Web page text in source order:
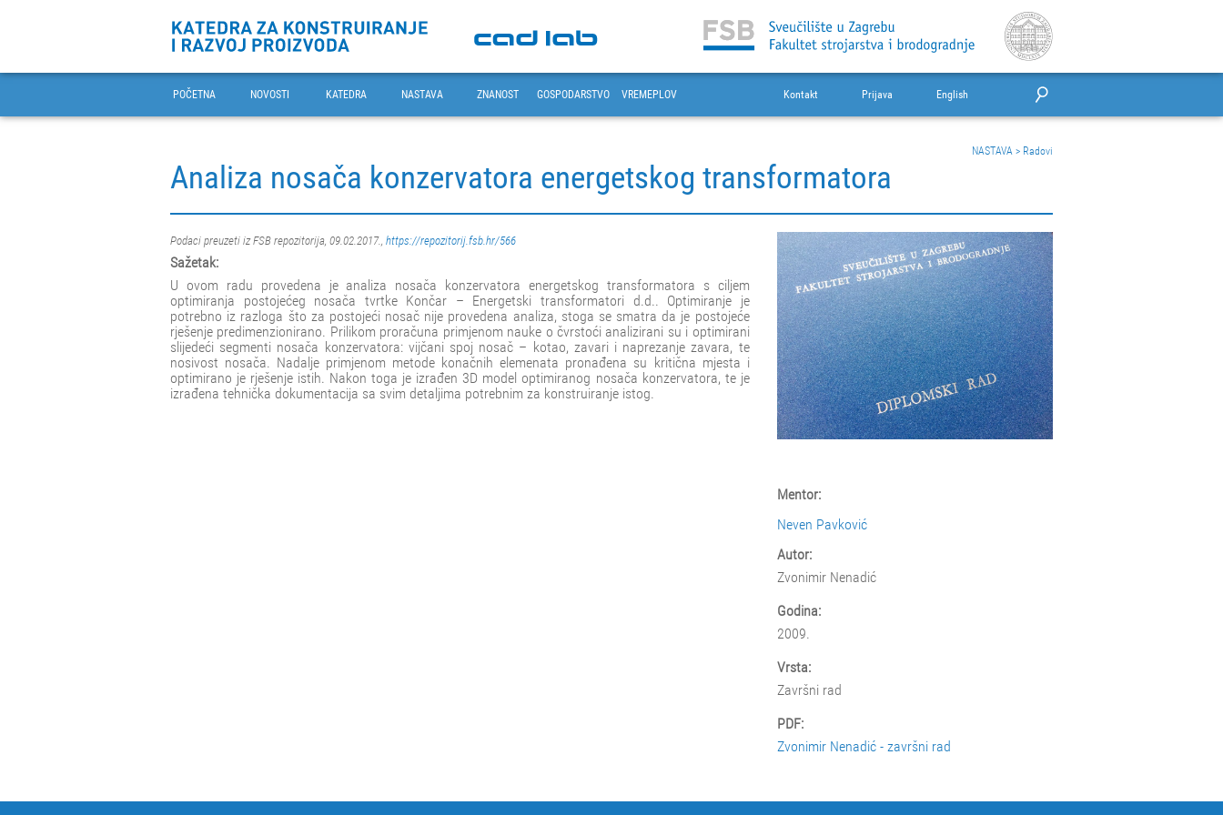
POČETNA NOVOSTI KATEDRA NASTAVA ZNANOST GOSPODARSTVO VREMEPLOV Kontakt Prijava English
NASTAVA > Radovi
Analiza nosača konzervatora energetskog transformatora
Podaci preuzeti iz FSB repozitorija, 09.02.2017., https://repozitorij.fsb.hr/566
Sažetak:
U ovom radu provedena je analiza nosača konzervatora energetskog transformatora s ciljem
optimiranja postojećeg nosača tvrtke Končar – Energetski transformatori d.d.. Optimiranje je
potrebno iz razloga što za postojeći nosač nije provedena analiza, stoga se smatra da je postojeće
rješenje predimenzionirano. Prilikom proračuna primjenom nauke o čvrstoći analizirani su i optimirani
slijedeći segmenti nosača konzervatora: vijčani spoj nosač – kotao, zavari i naprezanje zavara, te
nosivost nosača. Nadalje primjenom metode konačnih elemenata pronađena su kritična mjesta i
optimirano je rješenje istih. Nakon toga je izrađen 3D model optimiranog nosača konzervatora, te je
izrađena tehnička dokumentacija sa svim detaljima potrebnim za konstruiranje istog.
Mentor:
Neven Pavković
Autor:
Zvonimir Nenadić
Godina:
2009.
Vrsta:
Završni rad
PDF:
Zvonimir Nenadić - završni rad